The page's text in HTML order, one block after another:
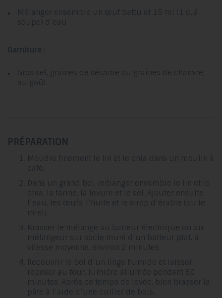
Mélanger ensemble un œuf battu et 15 ml (1 c. à
soupe) d’eau
Garniture :
Gros sel, graines de sésame ou graines de chanvre,
au goût
PRÉPARATION
Moudre finement le lin et le chia dans un moulin à
café.
Dans un grand bol, mélanger ensemble le lin et le
chia, la farine, la levure et le sel. Ajouter ensuite
l’eau, les œufs, l’huile et le sirop d’érable (ou le
miel).
Brasser le mélange au batteur électrique ou au
mélangeur sur socle muni d’un batteur plat, à
vitesse moyenne, environ 2 minutes.
Recouvrir le bol d’un linge humide et laisser
reposer au four, lumière allumée pendant 60
minutes. Après ce temps de levée, bien brasser la
pâte à l’aide d’une cuiller de bois.